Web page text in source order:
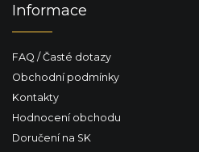
Informace
FAQ / Časté dotazy
Obchodní podmínky
Kontakty
Hodnocení obchodu
Doručení na SK